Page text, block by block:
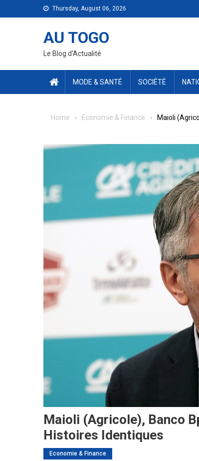
to
Thursday, August 06, 2026
AU TOGO
Le Blog d'Actualité
MODE & SANTÉ SOCIÉTÉ
Home Economie & Finance Maioli
Maioli (Agricole), Banco
Histoires Identiques
Economie & Finance